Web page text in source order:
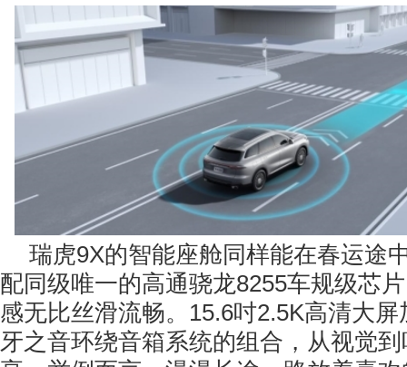
瑞虎9X的智能座舱同样能在春运途
配同级唯一的高通骁龙8255车规级芯
感无比丝滑流畅。15.6吋2.5K高清大
牙之音环绕音箱系统的组合，从视觉